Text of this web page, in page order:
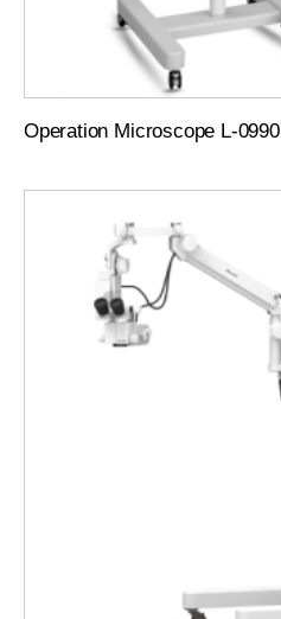
Operation Microscope L-0990